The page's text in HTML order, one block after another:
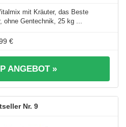
mit Kräuter, das Beste
ohne Gentechnik, 25 kg ...
€
ANGEBOT »
9